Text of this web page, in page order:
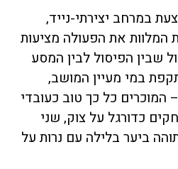
במרחב יצירתי-נייד,
המלוות את הפעולה מציעות
שבין הפיסול לבין המסע
במי מעיין המושב,
המוכרים כל כך טוב כעובדי
כדורגל על צוק, שני
ביער בלילה עם נרות על